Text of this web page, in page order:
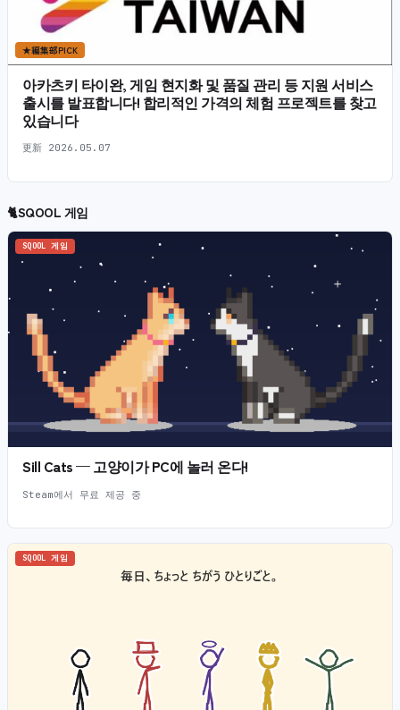
★編集部PICK
아카츠키 타이완, 게임 현지화 및 품질 관리 등 지원 서비스
출시를 발표합니다! 합리적인 가격의 체험 프로젝트를 찾고
있습니다
更新 2026.05.07
🐈SQOOL 게임
SQOOL 게임
Sill Cats — 고양이가 PC에 놀러 온다!
Steam에서 무료 제공 중
SQOOL 게임